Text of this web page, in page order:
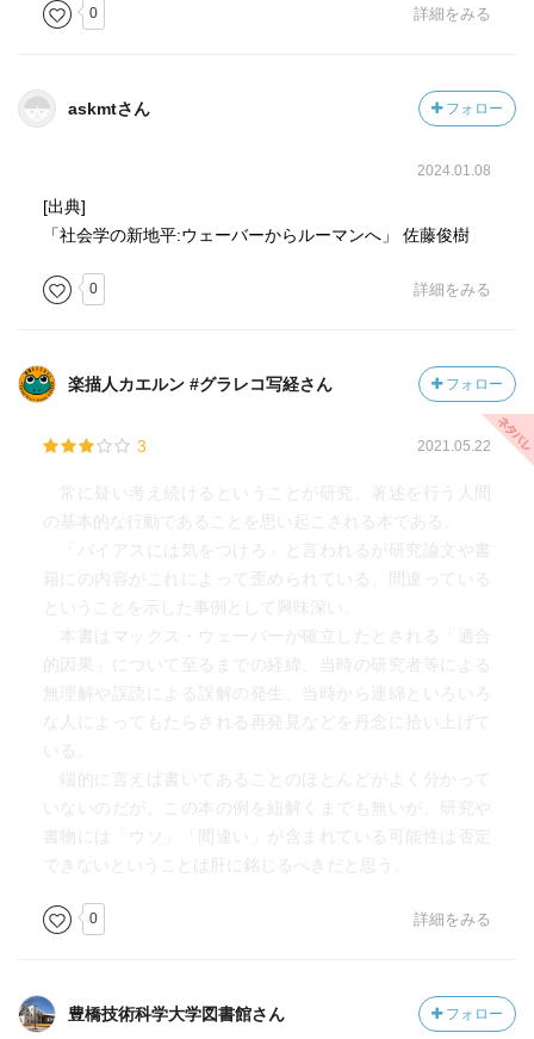
しろく読むことができました。
0 詳細をみる
askmtさん フォロー
2024.01.08
[出典]
「社会学の新地平:ウェーバーからルーマンへ」 佐藤俊樹
0 詳細をみる
楽描人カエルン #グラレコ写経さん フォロー
3 2021.05.22
常に疑い考え続けるということが研究、著述を行う人間
の基本的な行動であることを思い起こされる本である。
「バイアスには気をつけろ」と言われるが研究論文や書
籍にの内容がこれによって歪められている、間違っている
ということを示した事例として興味深い。
本書はマックス・ウェーバーが確立したとされる「適合
的因果」について至るまでの経緯、当時の研究者等による
無理解や誤読による誤解の発生、当時から連綿といろいろ
な人によってもたらされる再発見などを丹念に拾い上げて
いる。
端的に言えば書いてあることのほとんどがよく分かって
いないのだが、この本の例を紐解くまでも無いが、研究や
書物には「ウソ」「間違い」が含まれている可能性は否定
できないということは肝に銘じるべきだと思う。
0 詳細をみる
豊橋技術科学大学図書館さん フォロー